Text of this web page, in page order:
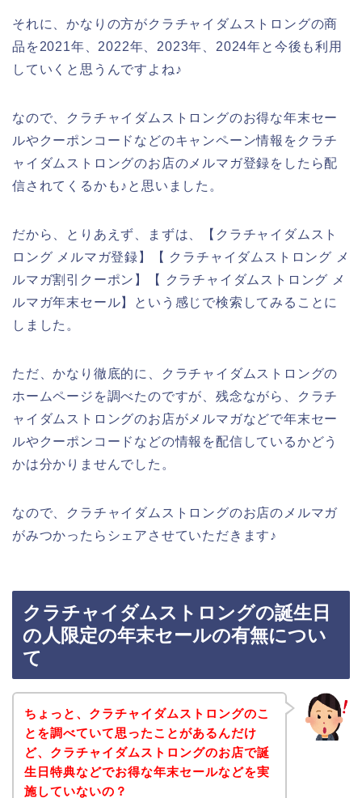
それに、かなりの方がクラチャイダムストロングの商
品を2021年、2022年、2023年、2024年と今後も利用
していくと思うんですよね♪
なので、クラチャイダムストロングのお得な年末セー
ルやクーポンコードなどのキャンペーン情報をクラチ
ャイダムストロングのお店のメルマガ登録をしたら配
信されてくるかも♪と思いました。
だから、とりあえず、まずは、【クラチャイダムスト
ロング メルマガ登録】【 クラチャイダムストロング メ
ルマガ割引クーポン】【 クラチャイダムストロング メ
ルマガ年末セール】という感じで検索してみることに
しました。
ただ、かなり徹底的に、クラチャイダムストロングの
ホームページを調べたのですが、残念ながら、クラチ
ャイダムストロングのお店がメルマガなどで年末セー
ルやクーポンコードなどの情報を配信しているかどう
かは分かりませんでした。
なので、クラチャイダムストロングのお店のメルマガ
がみつかったらシェアさせていただきます♪
クラチャイダムストロングの誕生日
の人限定の年末セールの有無につい
て
ちょっと、クラチャイダムストロングのこ
とを調べていて思ったことがあるんだけ
ど、クラチャイダムストロングのお店で誕
生日特典などでお得な年末セールなどを実
施していないの？